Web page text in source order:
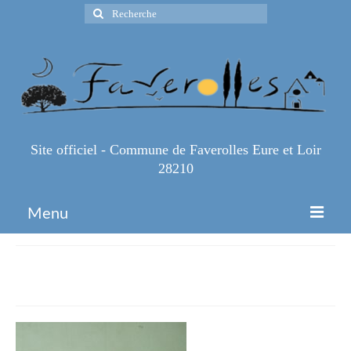
Rechercher
:
Site officiel - Commune de Faverolles Eure et Loir
28210
Menu
Infos Pratiques